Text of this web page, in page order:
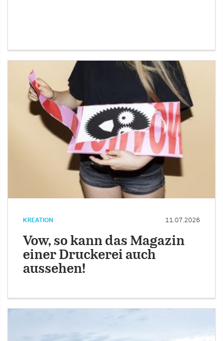
KREATION 11.07.2026
Vow, so kann das Magazin
einer Druckerei auch
aussehen!